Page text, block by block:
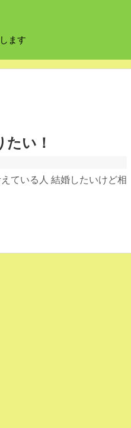
ます
い！
ている人 結婚したいけど相